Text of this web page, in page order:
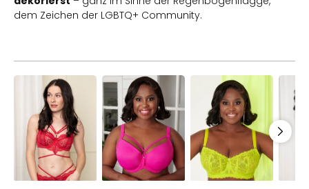
dem Zeichen der LGBTQ+ Community.
BH
Lipstick
Bikini-
Top
Palma
Pink
BH
Cariba
Lime
BH
Forest